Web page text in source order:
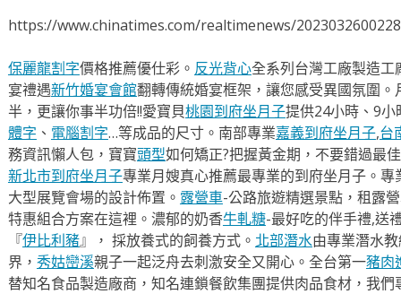
https://www.chinatimes.com/realtimenews/
保麗龍割字價格推薦優仕彩。 反光背心全系列台灣工廠製造
宴禮遇新竹婚宴會館翻轉傳統婚宴框架，讓您感受異國氛圍。
半，更讓你事半功倍!!愛寶貝桃園到府坐月子提供24小時、9
體字 、 電腦割字…等成品的尺寸。南部專業嘉義到府坐月子,台
務資訊懶人包，寶寶頭型如何矯正?把握黃金期，不要錯過最
新北市到府坐月子專業月嫂真心推薦最專業的到府坐月子。專
大型展覽會場的設計佈置。 露營車-公路旅遊精選景點，租露
特惠組合方案在這裡。濃郁的奶香牛軋糖-最好吃的伴手禮,送
『伊比利豬』， 採放養式的飼養方式。 北部潛水由專業潛水
界， 秀姑巒溪親子一起泛舟去​刺激安全又開心。全台第一豬肉
替知名食品製造廠商，知名連鎖餐飲集團提供肉品食材，我